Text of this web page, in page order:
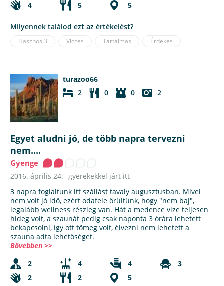
4
5 5
Milyennek találod ezt az értékelést?
Hasznos 3 Vicces Tartalmas Érdekes
turazoo66
2
0 0 2
Egyet aludni jó, de több napra tervezni
nem....
Gyenge
2016. április 24. gyerekekkel járt itt
3 napra foglaltunk itt szállást tavaly augusztusban. Mivel
nem volt jó idő, ezért odafele örültünk, hogy "nem baj",
legalább wellness részleg van. Hát a medence vize teljesen
hideg volt, a szaunát pedig csak naponta 3 órára lehetett
bekapcsolni, így ott tömeg volt, élvezni nem lehetett a
szauna adta lehetőséget.
Bővebben >>
2
4 4
3
2
2 5